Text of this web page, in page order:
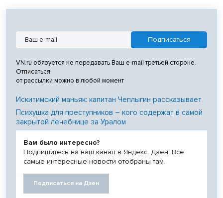
VN.ru обязуется не передавать Ваш e-mail третьей стороне.
Отписаться
от рассылки можно в любой момент
Искитимский маньяк: капитан Чеплыгин рассказывает
Психушка для преступников – кого содержат в самой
закрытой лечебнице за Уралом
Вам было интересно?
Подпишитесь на наш канал в Яндекс. Дзен. Все
самые интересные новости отобраны там.
Подписаться на Дзен